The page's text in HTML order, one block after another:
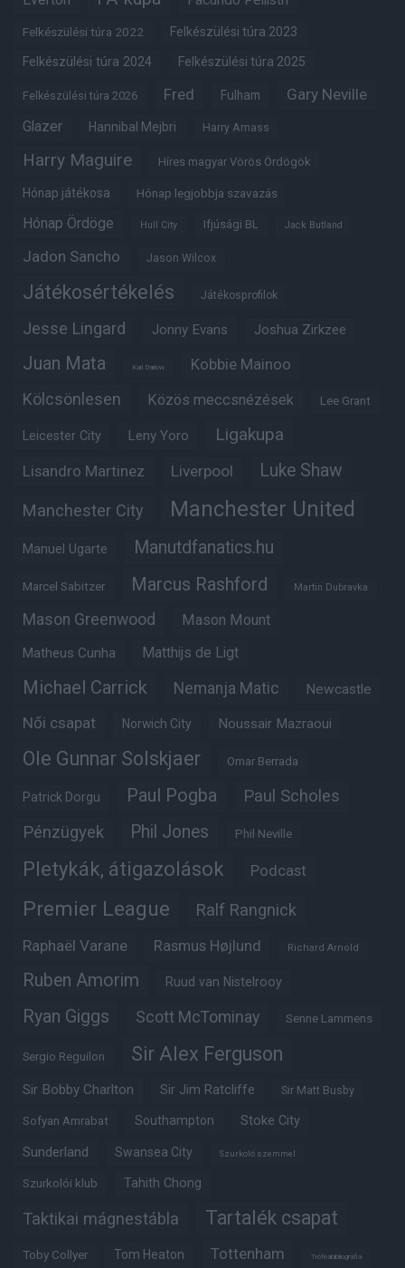
Felkészülési túra 2022 Felkészülési túra 2023
Felkészülési túra 2024 Felkészülési túra 2025
Felkészülési túra 2026 Fred Fulham Gary Neville
Glazer Hannibal Mejbri Harry Amass
Harry Maguire Híres magyar Vörös Ördögök
Hónap játékosa Hónap legjobbja szavazás
Hónap Ördöge Hull City Ifjúsági BL Jack Butland
Jadon Sancho Jason Wilcox
Játékosértékelés Játékosprofilok
Jesse Lingard Jonny Evans Joshua Zirkzee
Juan Mata Karl Darlow Kobbie Mainoo
Kölcsönlesen Közös meccsnézések Lee Grant
Leicester City Leny Yoro Ligakupa
Lisandro Martinez Liverpool Luke Shaw
Manchester City Manchester United
Manuel Ugarte Manutdfanatics.hu
Marcel Sabitzer Marcus Rashford Martin Dubravka
Mason Greenwood Mason Mount
Matheus Cunha Matthijs de Ligt
Michael Carrick Nemanja Matic Newcastle
Női csapat Norwich City Noussair Mazraoui
Ole Gunnar Solskjaer Omar Berrada
Patrick Dorgu Paul Pogba Paul Scholes
Pénzügyek Phil Jones Phil Neville
Pletykák, átigazolások Podcast
Premier League Ralf Rangnick
Raphaël Varane Rasmus Højlund Richard Arnold
Ruben Amorim Ruud van Nistelrooy
Ryan Giggs Scott McTominay Senne Lammens
Sergio Reguilon Sir Alex Ferguson
Sir Bobby Charlton Sir Jim Ratcliffe Sir Matt Busby
Sofyan Amrabat Southampton Stoke City
Sunderland Swansea City Szurkoló szemmel
Szurkolói klub Tahith Chong
Taktikai mágnestábla Tartalék csapat
Toby Collyer Tom Heaton Tottenham Trófeabibliográfia